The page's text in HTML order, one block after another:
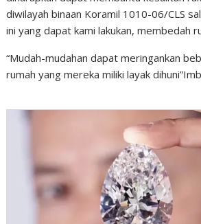
diwilayah binaan Koramil 1010-06/CLS
ini yang dapat kami lakukan, membedah
“Mudah-mudahan dapat meringankan
rumah yang mereka miliki layak